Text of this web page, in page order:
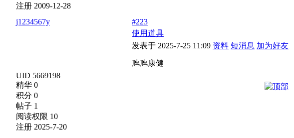
注册 2009-12-28
j1234567y
UID 5669198
精华 0
积分 0
帖子 1
阅读权限 10
注册 2025-7-20
#223
使用道具
发表于 2025-7-25 11:09 资料 短消息 加为好友
虺虺康健